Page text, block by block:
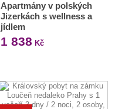
Apartmány v polských
Jizerkách s wellness a
jídlem
1 838 Kč